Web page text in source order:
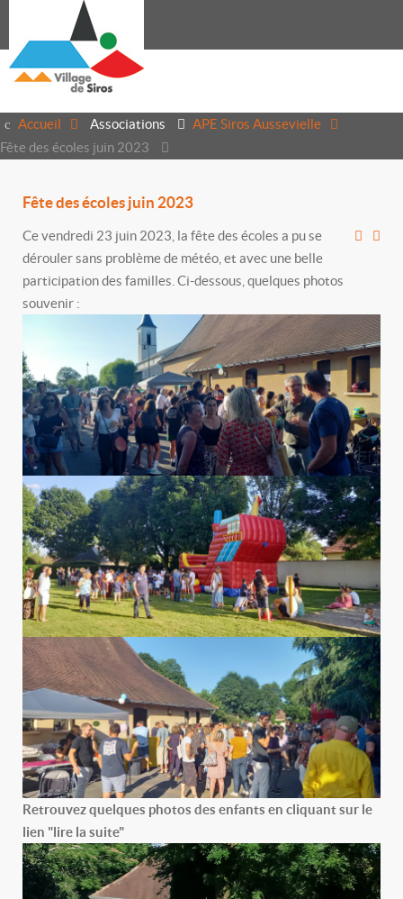
Accueil Associations
APE Siros Aussevielle
Fête des écoles juin 2023
Fête des écoles juin 2023
Ce vendredi 23 juin 2023, la fête des écoles a pu se
dérouler sans problème de météo, et avec une belle
participation des familles. Ci-dessous, quelques photos
souvenir :
Retrouvez quelques photos des enfants en cliquant sur le
lien "lire la suite"